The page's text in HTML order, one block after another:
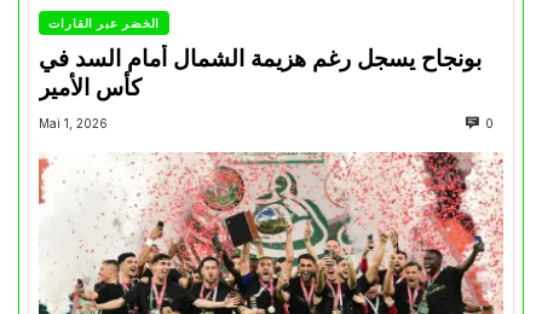
الخضر عبر القارات
بونجاح يسجل رغم هزيمة الشمال أمام السد في
كأس الأمير
Mai 1, 2026 0